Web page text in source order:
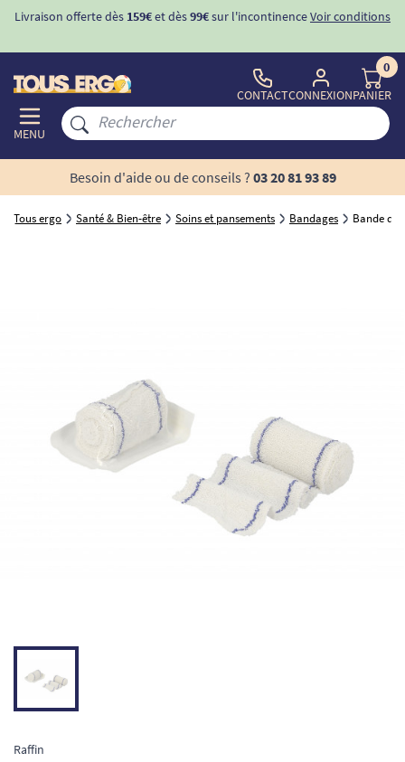
Livraison offerte dès 159€et dès99€sur l'incontinenceVoir conditions
MENU
CONTACTCONNEXION
0
PANIER
Besoin d'aide ou de conseils ? 03 20 81 93 89
Tous ergo Santé & Bien-être Soins et pansements Bandages Bande de
Raffin